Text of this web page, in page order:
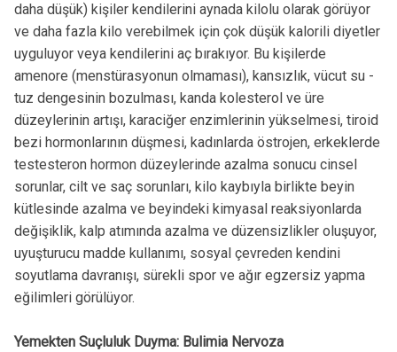
daha düşük) kişiler kendilerini aynada kilolu olarak görüyor
ve daha fazla kilo verebilmek için çok düşük kalorili diyetler
uyguluyor veya kendilerini aç bırakıyor. Bu kişilerde
amenore (menstürasyonun olmaması), kansızlık, vücut su -
tuz dengesinin bozulması, kanda kolesterol ve üre
düzeylerinin artışı, karaciğer enzimlerinin yükselmesi, tiroid
bezi hormonlarının düşmesi, kadınlarda östrojen, erkeklerde
testesteron hormon düzeylerinde azalma sonucu cinsel
sorunlar, cilt ve saç sorunları, kilo kaybıyla birlikte beyin
kütlesinde azalma ve beyindeki kimyasal reaksiyonlarda
değişiklik, kalp atımında azalma ve düzensizlikler oluşuyor,
uyuşturucu madde kullanımı, sosyal çevreden kendini
soyutlama davranışı, sürekli spor ve ağır egzersiz yapma
eğilimleri görülüyor.
Yemekten Suçluluk Duyma: Bulimia Nervoza